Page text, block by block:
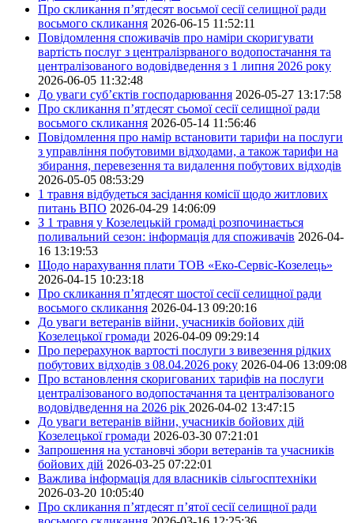
Про скликання п’ятдесят восьмої сесії селищної ради
восьмого скликання 2026-06-15 11:52:11
Повідомлення споживачів про наміри скоригувати
вартість послуг з централізрваного водопостачання та
централізованого водовідведення з 1 липня 2026 року
2026-06-05 11:32:48
До уваги суб’єктів господарювання 2026-05-27 13:17:58
Про скликання п’ятдесят сьомої сесії селищної ради
восьмого скликання 2026-05-14 11:56:46
Повідомлення про намір встановити тарифи на послуги
з управління побутовими відходами, а також тарифи на
збирання, перевезення та видалення побутових відходів
2026-05-05 08:53:29
1 травня відбудеться засідання комісії щодо житлових
питань ВПО 2026-04-29 14:06:09
З 1 травня у Козелецькій громаді розпочинається
поливальний сезон: інформація для споживачів 2026-04-
16 13:19:53
Щодо нарахування плати ТОВ «Еко-Сервіс-Козелець»
2026-04-15 10:23:18
Про скликання п’ятдесят шостої сесії селищної ради
восьмого скликання 2026-04-13 09:20:16
До уваги ветеранів війни, учасників бойових дій
Козелецької громади 2026-04-09 09:29:14
Про перерахунок вартості послуги з вивезення рідких
побутових відходів з 08.04.2026 року 2026-04-06 13:09:08
Про встановлення скоригованих тарифів на послуги
централізованого водопостачання та централізованого
водовідведення на 2026 рік 2026-04-02 13:47:15
До уваги ветеранів війни, учасників бойових дій
Козелецької громади 2026-03-30 07:21:01
Запрошення на установчі збори ветеранів та учасників
бойових дій 2026-03-25 07:22:01
Важлива інформація для власників сільгосптехніки
2026-03-20 10:05:40
Про скликання п’ятдесят п’ятої сесії селищної ради